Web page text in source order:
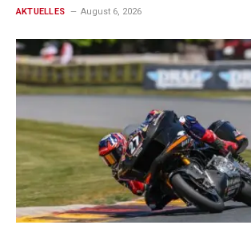
AKTUELLES August 6, 2026